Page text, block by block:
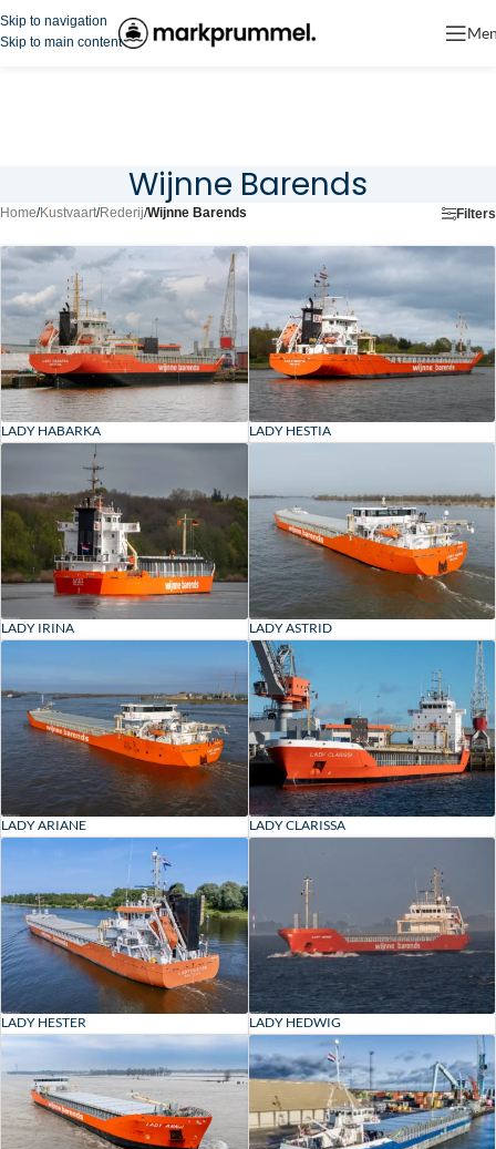
Skip to navigation
Skip to main content
Wijnne Barends
Home/Kustvaart/Rederij/Wijnne Barends Filters
LADY HABARKA LADY HESTIA
LADY IRINA LADY ASTRID
LADY ARIANE LADY CLARISSA
LADY HESTER LADY HEDWIG